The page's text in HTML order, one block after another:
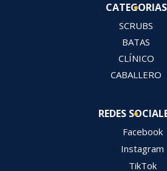
CATEGORIAS
SCRUBS
BATAS
CLÍNICO
CABALLERO
REDES
Facebook
Instagram
TikTok